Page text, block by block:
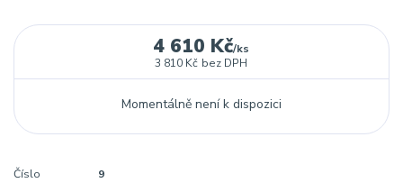
4 610 Kč/ks
3 810 Kč bez DPH
Momentálně není k dispozici
Číslo
9